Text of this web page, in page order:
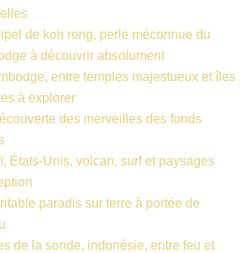
de koh rong, perle méconnue du
à découvrir absolument
entre temples majestueux et îles
à explorer
des merveilles des fonds
États-Unis, volcan, surf et paysages
paradis sur terre à portée de
de la sonde, indonésie, entre feu et